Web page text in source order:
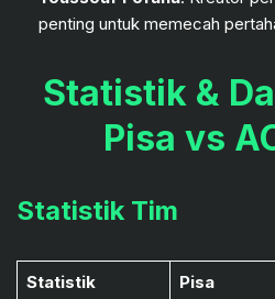
penting untuk memecah
Statistik &
Pisa vs
Statistik Tim
Statistik Pisa